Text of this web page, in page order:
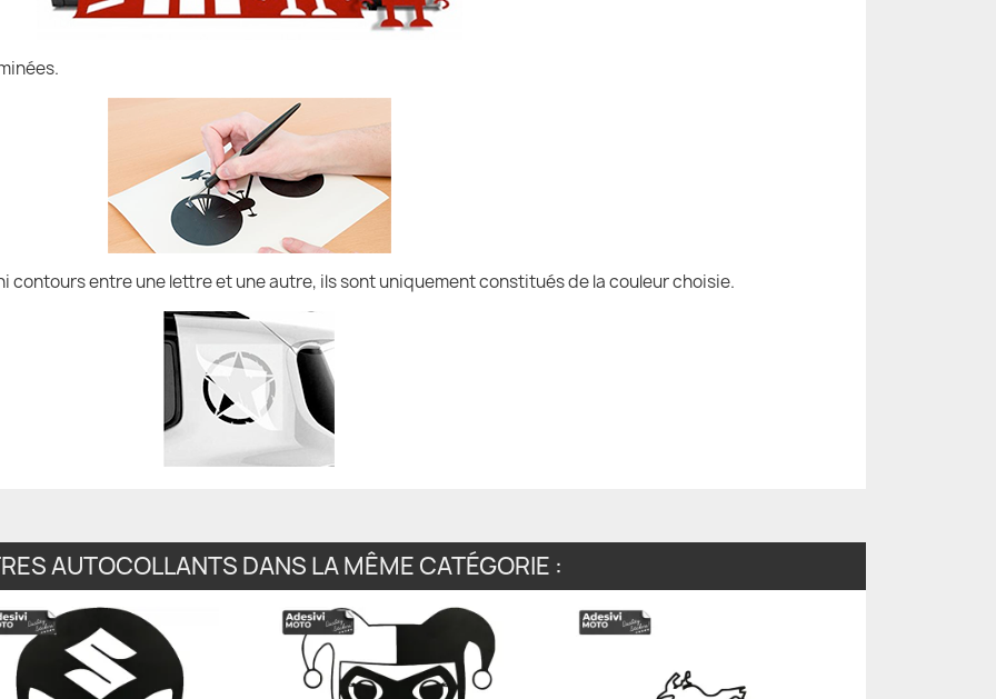
contours entre une lettre et une autre, ils sont uniquement constitués de la couleur choisie.
AUTOCOLLANTS DANS LA MÊME CATÉGORIE :